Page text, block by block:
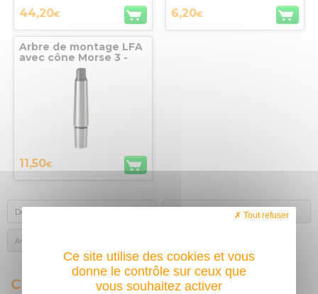
44,20€ 6,20€
Arbre de montage LFA
avec cône Morse 3 -
B16 - 130mm
11,50€
Description Autres achats des internautes
Avis des acheteurs
CLÉ DE MANDRIN C2
Ce site utilise des cookies et vous
donne le contrôle sur ceux que
vous souhaitez activer
Tout refuser